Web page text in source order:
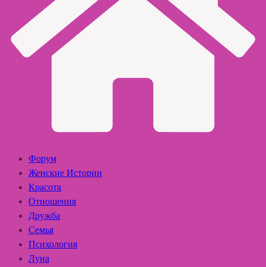
Форум
Женские Истории
Красота
Отношения
Дружба
Семья
Психология
Луна